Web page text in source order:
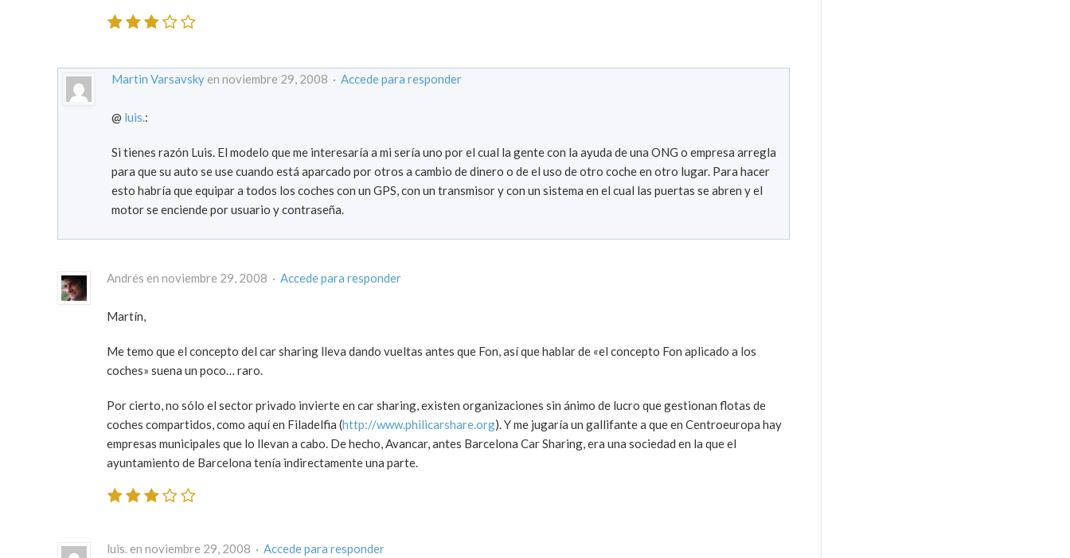
Martin Varsavsky en noviembre 29, 2008 · Accede para responder
@ luis.:
Si tienes razón Luis. El modelo que me interesaría a mi sería uno por el cual la gente con la ayuda de una ONG o empresa arregla
para que su auto se use cuando está aparcado por otros a cambio de dinero o de el uso de otro coche en otro lugar. Para hacer
esto habría que equipar a todos los coches con un GPS, con un transmisor y con un sistema en el cual las puertas se abren y el
motor se enciende por usuario y contraseña.
Andrés en noviembre 29, 2008 · Accede para responder
Martín,
Me temo que el concepto del car sharing lleva dando vueltas antes que Fon, así que hablar de «el concepto Fon aplicado a los
coches» suena un poco… raro.
Por cierto, no sólo el sector privado invierte en car sharing, existen organizaciones sin ánimo de lucro que gestionan flotas de
coches compartidos, como aquí en Filadelfia (http://www.philicarshare.org). Y me jugaría un gallifante a que en Centroeuropa hay
empresas municipales que lo llevan a cabo. De hecho, Avancar, antes Barcelona Car Sharing, era una sociedad en la que el
ayuntamiento de Barcelona tenía indirectamente una parte.
luis. en noviembre 29, 2008 · Accede para responder